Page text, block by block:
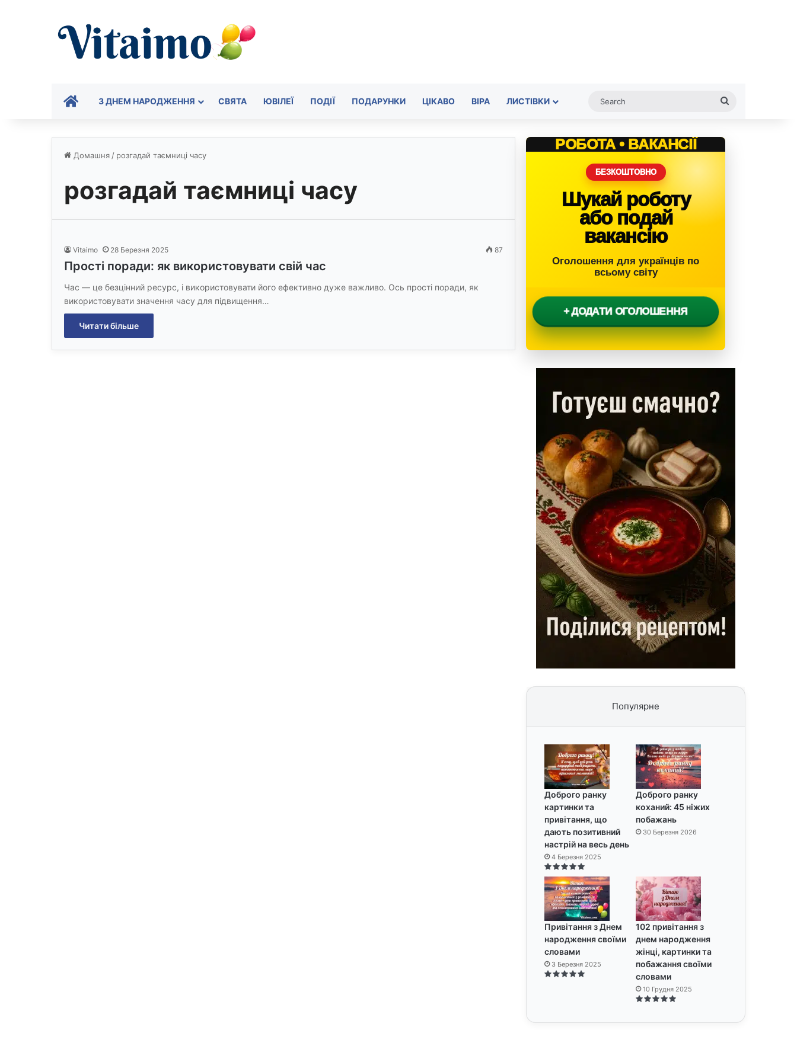
ГОЛОВНА
З ДНЕМ НАРОДЖЕННЯ СВЯТА ЮВІЛЕЇ ПОДІЇ ПОДАРУНКИ ЦІКАВО ВІРА ЛИСТІВКИ
Домашня / розгадай таємниці часу
розгадай таємниці часу
Vitaimo 28 Березня 2025 87
Прості поради: як використовувати свій час
Час — це безцінний ресурс, і використовувати його ефективно дуже важливо. Ось прості поради, як
використовувати значення часу для підвищення…
Читати більше
РОБОТА • ВАКАНСІЇ
БЕЗКОШТОВНО
Шукай роботу
або подай
вакансію
Оголошення для українців по
всьому світу
+ ДОДАТИ ОГОЛОШЕННЯ
Популярне
Доброго ранку
картинки та
привітання, що
дають позитивний
настрій на весь день
4 Березня 2025
Доброго ранку
коханий: 45 ніжих
побажань
30 Березня 2026
Привітання з Днем
народження своїми
словами
3 Березня 2025
102 привітання з
днем народження
жінці, картинки та
побажання своїми
словами
10 Грудня 2025